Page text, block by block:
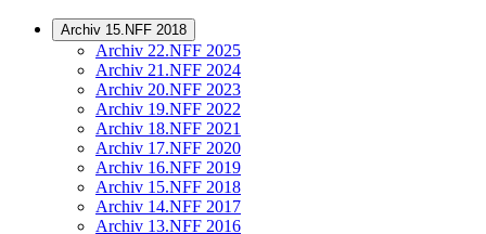
Archiv 15.NFF 2018
Archiv 22.NFF 2025
Archiv 21.NFF 2024
Archiv 20.NFF 2023
Archiv 19.NFF 2022
Archiv 18.NFF 2021
Archiv 17.NFF 2020
Archiv 16.NFF 2019
Archiv 15.NFF 2018
Archiv 14.NFF 2017
Archiv 13.NFF 2016